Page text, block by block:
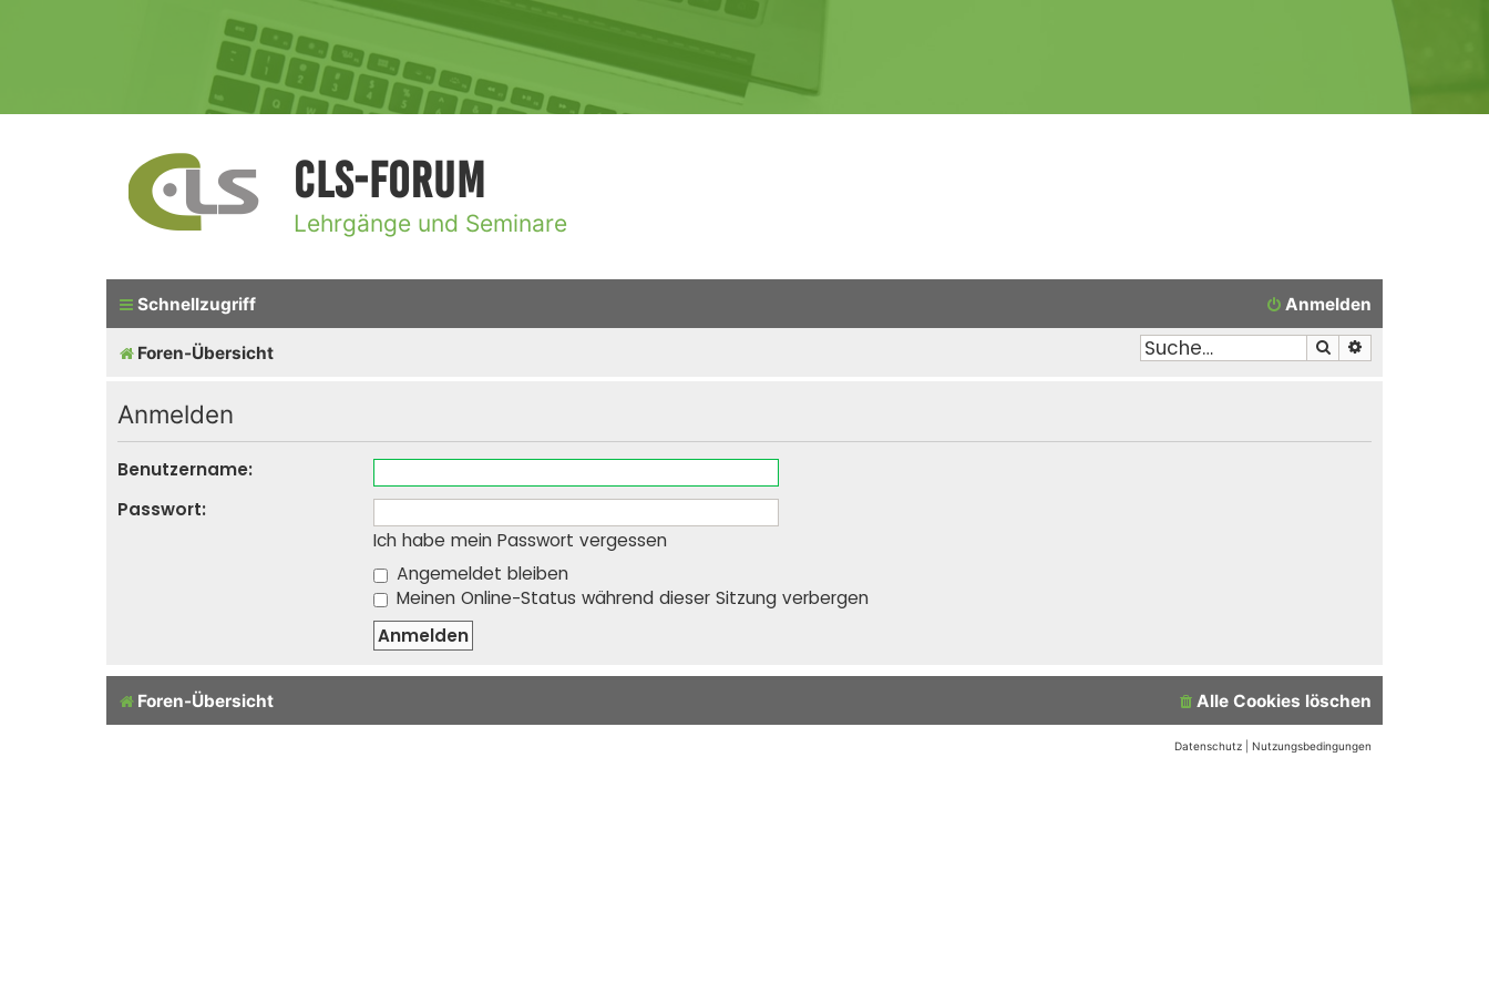
CLS-Forum
Lehrgänge und Seminare
Schnellzugriff Anmelden
Foren-Übersicht Suche
Anmelden
Benutzername:
Passwort:
Ich habe mein Passwort vergessen
Angemeldet bleiben
Meinen Online-Status während dieser Sitzung verbergen
Foren-Übersicht Alle Cookies löschen
Datenschutz Nutzungsbedingungen